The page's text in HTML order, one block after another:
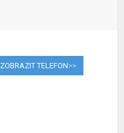
ZOBRAZIT TELEFON>>